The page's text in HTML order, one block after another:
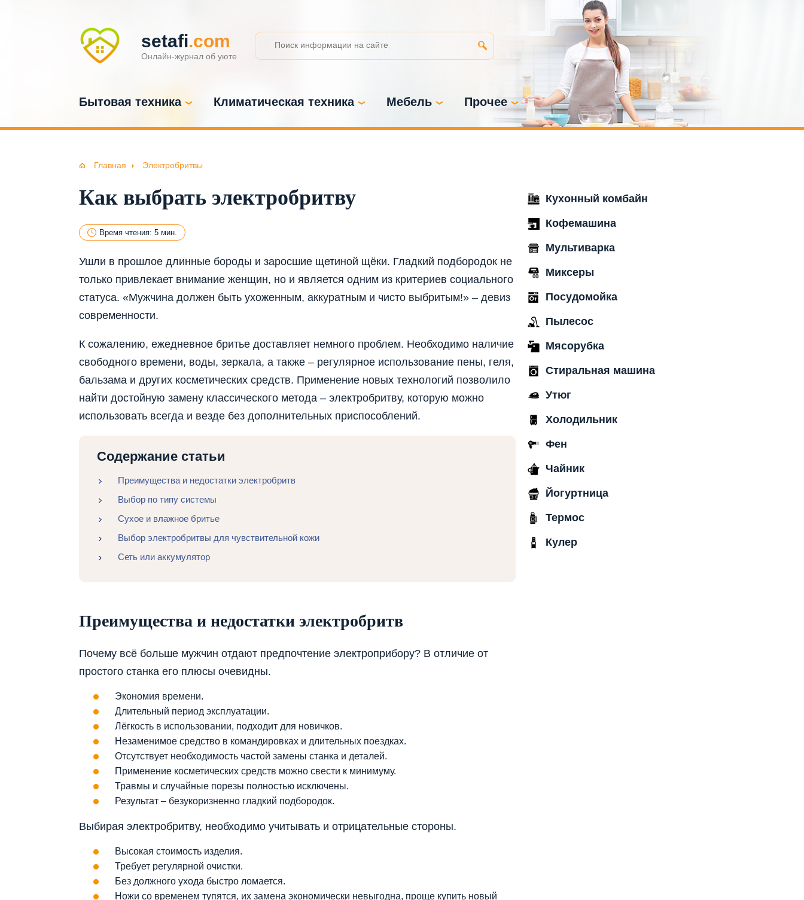
setafi.com
Онлайн-журнал об уюте
Бытовая техника Климатическая техника Мебель Прочее
Главная Электробритвы
Как выбрать электробритву
Время чтения: 5 мин.
Ушли в прошлое длинные бороды и заросшие щетиной щёки. Гладкий подбородок не
только привлекает внимание женщин, но и является одним из критериев социального
статуса. «Мужчина должен быть ухоженным, аккуратным и чисто выбритым!» – девиз
современности.
К сожалению, ежедневное бритье доставляет немного проблем. Необходимо наличие
свободного времени, воды, зеркала, а также – регулярное использование пены, геля,
бальзама и других косметических средств. Применение новых технологий позволило
найти достойную замену классического метода – электробритву, которую можно
использовать всегда и везде без дополнительных приспособлений.
Содержание статьи
Преимущества и недостатки электробритв
Выбор по типу системы
Сухое и влажное бритье
Выбор электробритвы для чувствительной кожи
Сеть или аккумулятор
Преимущества и недостатки электробритв
Почему всё больше мужчин отдают предпочтение электроприбору? В отличие от
простого станка его плюсы очевидны.
Экономия времени.
Длительный период эксплуатации.
Лёгкость в использовании, подходит для новичков.
Незаменимое средство в командировках и длительных поездках.
Отсутствует необходимость частой замены станка и деталей.
Применение косметических средств можно свести к минимуму.
Травмы и случайные порезы полностью исключены.
Результат – безукоризненно гладкий подбородок.
Выбирая электробритву, необходимо учитывать и отрицательные стороны.
Высокая стоимость изделия.
Требует регулярной очистки.
Без должного ухода быстро ломается.
Ножи со временем тупятся, их замена экономически невыгодна, проще купить новый
Кухонный комбайн
Кофемашина
Мультиварка
Миксеры
Посудомойка
Пылесос
Мясорубка
Стиральная машина
Утюг
Холодильник
Фен
Чайник
Йогуртница
Термос
Кулер